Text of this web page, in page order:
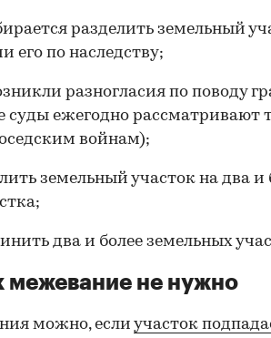
разделить земельный
его по наследству;
разногласия по поводу
суды ежегодно рассматривают
войнам);
земельный участок на два и
два и более земельных
межевание не нужно
можно, если участок